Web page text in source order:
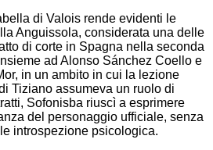
di Valois rende evidenti le
Anguissola, considerata una delle
di corte in Spagna nella seconda
ad Alonso Sánchez Coello e
in un ambito in cui la lezione
Tiziano assumeva un ruolo di
Sofonisba riuscì a esprimere
del personaggio ufficiale, senza
introspezione psicologica.